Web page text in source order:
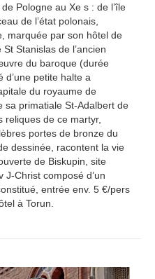
Pologne au Xe s : de l’île
de l’état polonais,
marquée par son hôtel de
Stanislas de l’ancien
du baroque (durée
d’une petite halte a
du royaume de
sa primatiale St-Adalbert de
reliques de ce martyr,
portes de bronze du
dessinée, racontent la vie
de Biskupin, site
J-Christ composé d’un
entrée env. 5 €/pers
à Torun.